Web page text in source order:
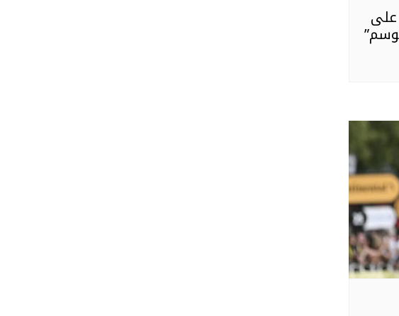
على